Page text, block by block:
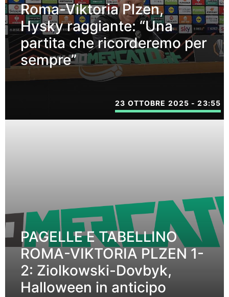
Roma-Viktoria Plzen,
Hysky raggiante: “Una
partita che ricorderemo per
sempre”
23 OTTOBRE 2025 - 23:55
PAGELLE E TABELLINO
ROMA-VIKTORIA PLZEN 1-
2: Ziolkowski-Dovbyk,
Halloween in anticipo